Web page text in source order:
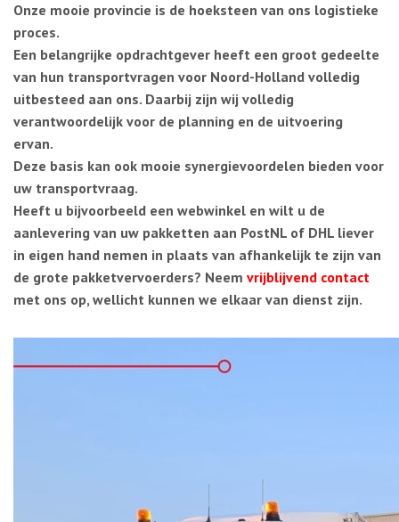
Onze mooie provincie is de hoeksteen van ons logistieke
proces.
Een belangrijke opdrachtgever heeft een groot gedeelte
van hun transportvragen voor Noord-Holland volledig
uitbesteed aan ons. Daarbij zijn wij volledig
verantwoordelijk voor de planning en de uitvoering
ervan.
Deze basis kan ook mooie synergievoordelen bieden voor
uw transportvraag.
Heeft u bijvoorbeeld een webwinkel en wilt u de
aanlevering van uw pakketten aan PostNL of DHL liever
in eigen hand nemen in plaats van afhankelijk te zijn van
de grote pakketvervoerders? Neem vrijblijvend contact
met ons op, wellicht kunnen we elkaar van dienst zijn.